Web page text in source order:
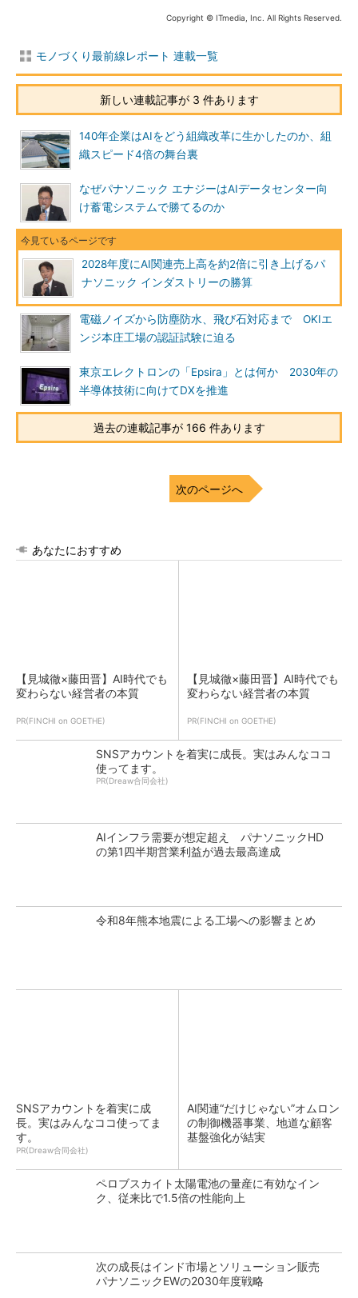
Copyright © ITmedia, Inc. All Rights Reserved.
モノづくり最前線レポート 連載一覧
新しい連載記事が 3 件あります
140年企業はAIをどう組織改革に生かしたのか、組
織スピード4倍の舞台裏
なぜパナソニック エナジーはAIデータセンター向
け蓄電システムで勝てるのか
2028年度にAI関連売上高を約2倍に引き上げるパ
ナソニック インダストリーの勝算
電磁ノイズから防塵防水、飛び石対応まで OKIエ
ンジ本庄工場の認証試験に迫る
東京エレクトロンの「Epsira」とは何か 2030年の
半導体技術に向けてDXを推進
過去の連載記事が 166 件あります
次のページへ
あなたにおすすめ
【見城徹×藤田晋】AI時代でも
変わらない経営者の本質
PR(FINCHI on GOETHE)
【見城徹×藤田晋】AI時代でも
変わらない経営者の本質
PR(FINCHI on GOETHE)
SNSアカウントを着実に成長。実はみんなココ
使ってます。
PR(Dreaw合同会社)
AIインフラ需要が想定超え パナソニックHD
の第1四半期営業利益が過去最高達成
令和8年熊本地震による工場への影響まとめ
SNSアカウントを着実に成
長。実はみんなココ使ってま
す。
PR(Dreaw合同会社)
AI関連“だけじゃない”オムロン
の制御機器事業、地道な顧客
基盤強化が結実
ペロブスカイト太陽電池の量産に有効なイン
ク、従来比で1.5倍の性能向上
次の成長はインド市場とソリューション販売
パナソニックEWの2030年度戦略